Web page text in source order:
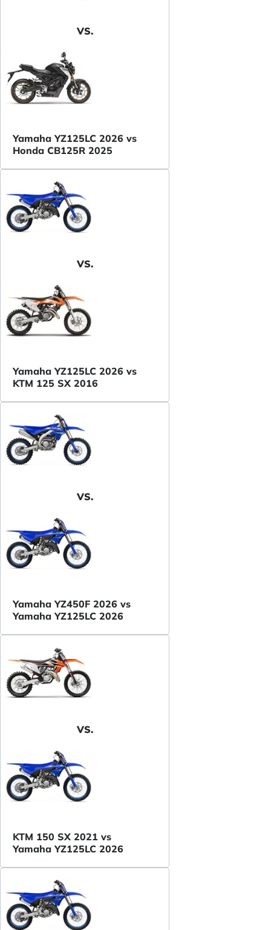
VS.
Yamaha YZ125LC 2026 vs
Honda CB125R 2025
VS.
Yamaha YZ125LC 2026 vs
KTM 125 SX 2016
VS.
Yamaha YZ450F 2026 vs
Yamaha YZ125LC 2026
VS.
KTM 150 SX 2021 vs
Yamaha YZ125LC 2026